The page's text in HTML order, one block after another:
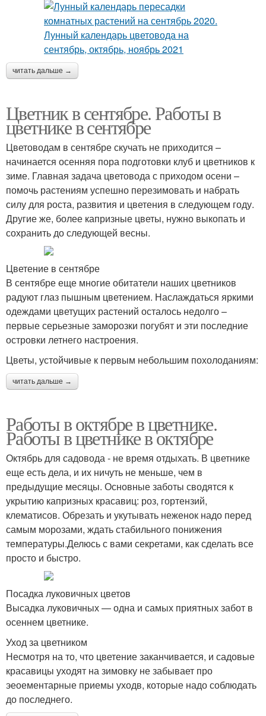
читать дальше →
Цветник в сентябре. Работы в
цветнике в сентябре
Цветоводам в сентябре скучать не приходится –
начинается осенняя пора подготовки клуб и цветников к
зиме. Главная задача цветовода с приходом осени –
помочь растениям успешно перезимовать и набрать
силу для роста, развития и цветения в следующем году.
Другие же, более капризные цветы, нужно выкопать и
сохранить до следующей весны.
Цветение в сентябре
В сентябре еще многие обитатели наших цветников
радуют глаз пышным цветением. Наслаждаться яркими
одеждами цветущих растений осталось недолго –
первые серьезные заморозки погубят и эти последние
островки летнего настроения.
Цветы, устойчивые к первым небольшим похолоданиям:
читать дальше →
Работы в октябре в цветнике.
Работы в цветнике в октябре
Октябрь для садовода - не время отдыхать. В цветнике
еще есть дела, и их ничуть не меньше, чем в
предыдущие месяцы. Основные заботы сводятся к
укрытию капризных красавиц: роз, гортензий,
клематисов. Обрезать и укутывать неженок надо перед
самым морозами, ждать стабильного понижения
температуры.Делюсь с вами секретами, как сделать все
просто и быстро.
Посадка луковичных цветов
Высадка луковичных — одна и самых приятных забот в
осеннем цветнике.
Уход за цветником
Несмотря на то, что цветение заканчивается, и садовые
красавицы уходят на зимовку не забывает про
эеоементарные приемы уходв, которые надо соблюдать
до последнего.